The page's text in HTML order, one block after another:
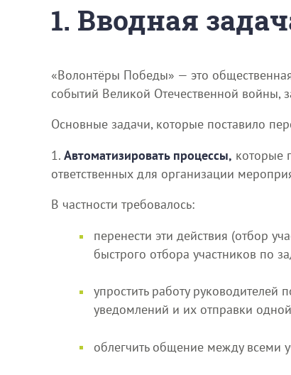
1. Вводная
«Волонтёры Победы» — это
событий Великой Отечественной войны,
Основные задачи, которые поставило
1. Автоматизировать процессы, которые
ответственных для организации
В частности требовалось:
перенести эти действия (отбор
быстрого отбора участников по
упростить работу
уведомлений и их отправки
облегчить общение между всеми